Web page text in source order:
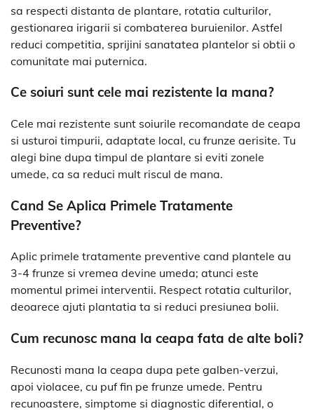
sa respecti distanta de plantare, rotatia culturilor,
gestionarea irigarii si combaterea buruienilor. Astfel
reduci competitia, sprijini sanatatea plantelor si obtii o
comunitate mai puternica.
Ce soiuri sunt cele mai rezistente la mana?
Cele mai rezistente sunt soiurile recomandate de ceapa
si usturoi timpurii, adaptate local, cu frunze aerisite. Tu
alegi bine dupa timpul de plantare si eviti zonele
umede, ca sa reduci mult riscul de mana.
Cand Se Aplica Primele Tratamente
Preventive?
Aplic primele tratamente preventive cand plantele au
3-4 frunze si vremea devine umeda; atunci este
momentul primei interventii. Respect rotatia culturilor,
deoarece ajuti plantatia ta si reduci presiunea bolii.
Cum recunosc mana la ceapa fata de alte boli?
Recunosti mana la ceapa dupa pete galben-verzui,
apoi violacee, cu puf fin pe frunze umede. Pentru
recunoastere, simptome si diagnostic diferential, o